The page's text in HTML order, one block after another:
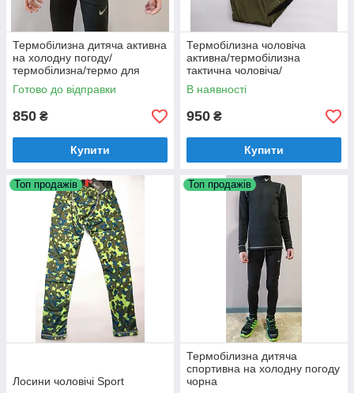
Термобілизна дитяча активна
на холодну погоду/
термобілизна/термо для
футболістів/термобілизна
Готово до відправки
850 ₴
Купити
Термобілизна чоловіча
активна/термобілизна
тактична чоловіча/
термобілизна тактична/
термобілизна 5.11
В наявності
950 ₴
Купити
Топ продажів
Лосини чоловічі Sport
Топ продажів
Термобілизна дитяча
спортивна на холодну погоду
чорна